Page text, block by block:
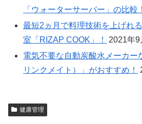
「ウォーターサーバー」の比較！
最短2ヵ月で料理技術を上げれ
室「RIZAP COOK」！
2021年9
電気不要な自動炭酸水メーカー
リンクメイト）」がおすすめ！
健康管理